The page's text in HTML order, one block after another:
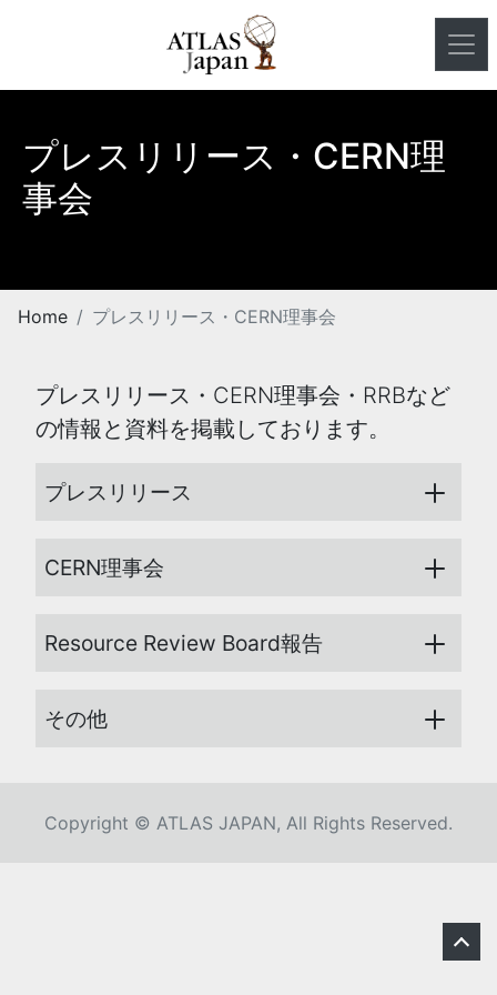
プレスリリース・CERN理
事会
Home プレスリリース・CERN理事会
プレスリリース・CERN理事会・RRBなど
の情報と資料を掲載しております。
プレスリリース
CERN理事会
Resource Review Board報告
その他
こ
の
Copyright © ATLAS JAPAN, All Rights Reserved.